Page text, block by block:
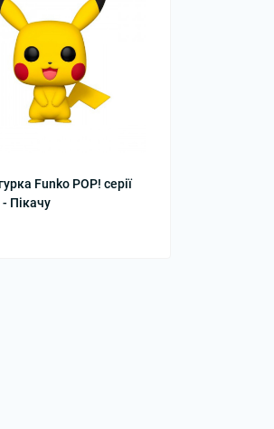
Funko POP! серії
Пікачу